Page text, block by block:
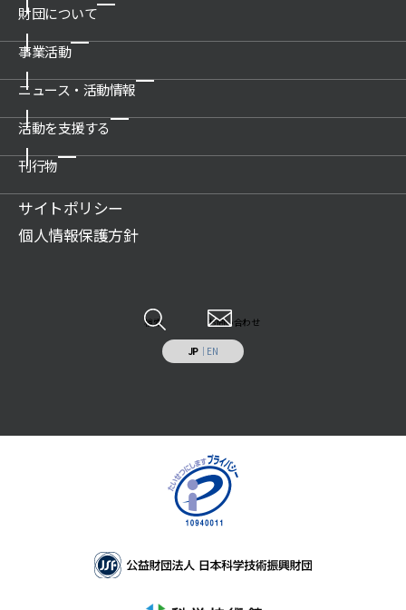
財団について
ご挨拶
概要
沿革
関連団体
アクセス
事業活動
博物館の運営管理・プロデュース
科学技術館
所沢航空発祥記念館
展示物の貸出（巡回展示物）
科学技術系人材の育成
情報システムの受託開発と運用業務
ニュース・活動情報
新着情報一覧
プレスリリース
活動情報
広報誌記事
活動を支援する
ご支援のお願い
賛助会について
ご遺贈のご案内
刊行物
財団案内
JSF TODAY
サイトポリシー
個人情報保護方針
JP｜ EN
検索 お問い合わせ